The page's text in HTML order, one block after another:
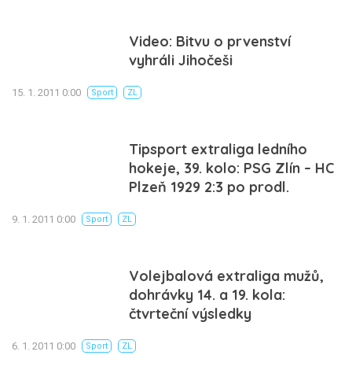
Video: Bitvu o prvenství
vyhráli Jihočeši
15. 1. 2011 0:00 Sport ZL
Tipsport extraliga ledního
hokeje, 39. kolo: PSG Zlín – HC
Plzeň 1929 2:3 po prodl.
9. 1. 2011 0:00 Sport ZL
Volejbalová extraliga mužů,
dohrávky 14. a 19. kola:
čtvrteční výsledky
6. 1. 2011 0:00 Sport ZL